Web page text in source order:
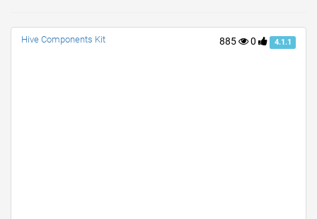
885 0 4.1.1
Hive Components Kit